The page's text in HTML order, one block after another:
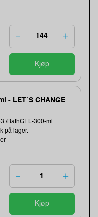
Kjøp
- LET`S CHANGE
/BathGEL-300-ml
på lager.
Kjøp